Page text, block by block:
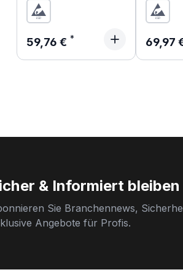
Regulärer Preis:
59,76 € 69,97
& Informiert bleiben
Sie Branchennews,
Angebote für Profis.